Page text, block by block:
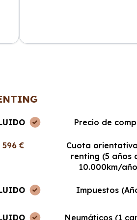
Precio de
596 €
Cuota
renting (5 años
10.000km/
Impuestos
Neumáticos (1